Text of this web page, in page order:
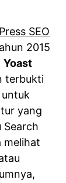
SEO
2015
Yoast
terbukti
yang
Search
melihat